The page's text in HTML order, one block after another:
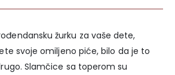
žurku za vaše dete,
svoje omiljeno piće, bilo da je to
Slamčice sa toperom su